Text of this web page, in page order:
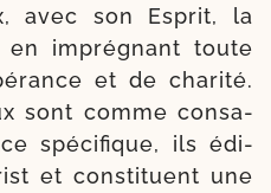
avec son Esprit, la
impré­gnant toute
et de cha­ri­té.
sont comme consa­
spé­ci­fique, ils édi­
et consti­tuent une